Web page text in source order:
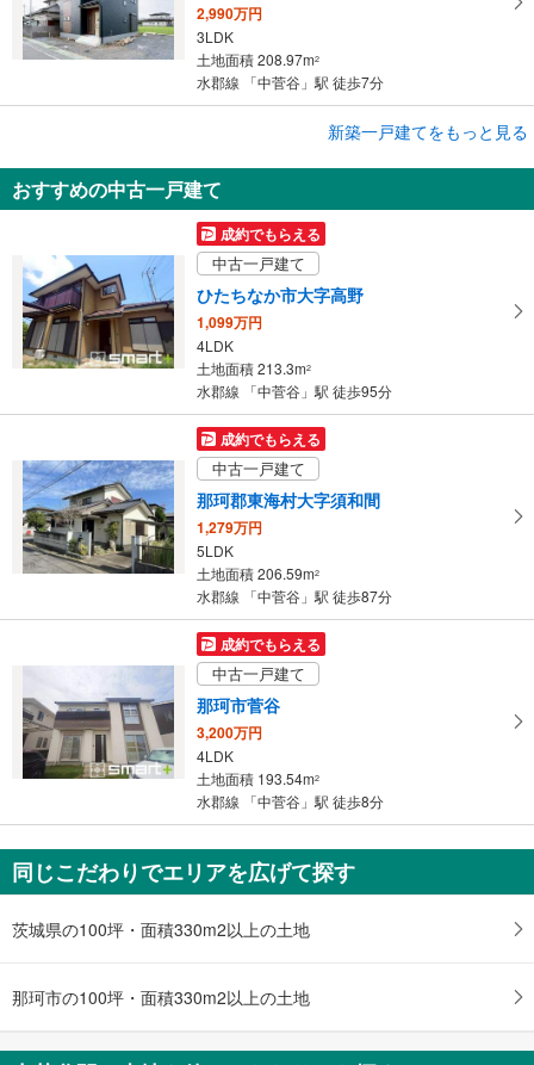
2,990万円
3LDK
土地面積 208.97m2
水郡線 「中菅谷」駅 徒歩7分
那珂市杉
2,490万円
4LDK
土地面積 198.4m2
水郡線 「中菅谷」駅 徒歩29分
新築一戸建てをもっと見る
おすすめの中古一戸建て
成約でもらえる
中古一戸建て
ひたちなか市大字高野
1,099万円
4LDK
土地面積 213.3m2
水郡線 「中菅谷」駅 徒歩95分
成約でもらえる
中古一戸建て
那珂郡東海村大字須和間
1,279万円
5LDK
土地面積 206.59m2
水郡線 「中菅谷」駅 徒歩87分
成約でもらえる
中古一戸建て
那珂市菅谷
3,200万円
4LDK
土地面積 193.54m2
水郡線 「中菅谷」駅 徒歩8分
同じこだわりでエリアを広げて探す
茨城県の100坪・面積330m2以上の土地
那珂市の100坪・面積330m2以上の土地